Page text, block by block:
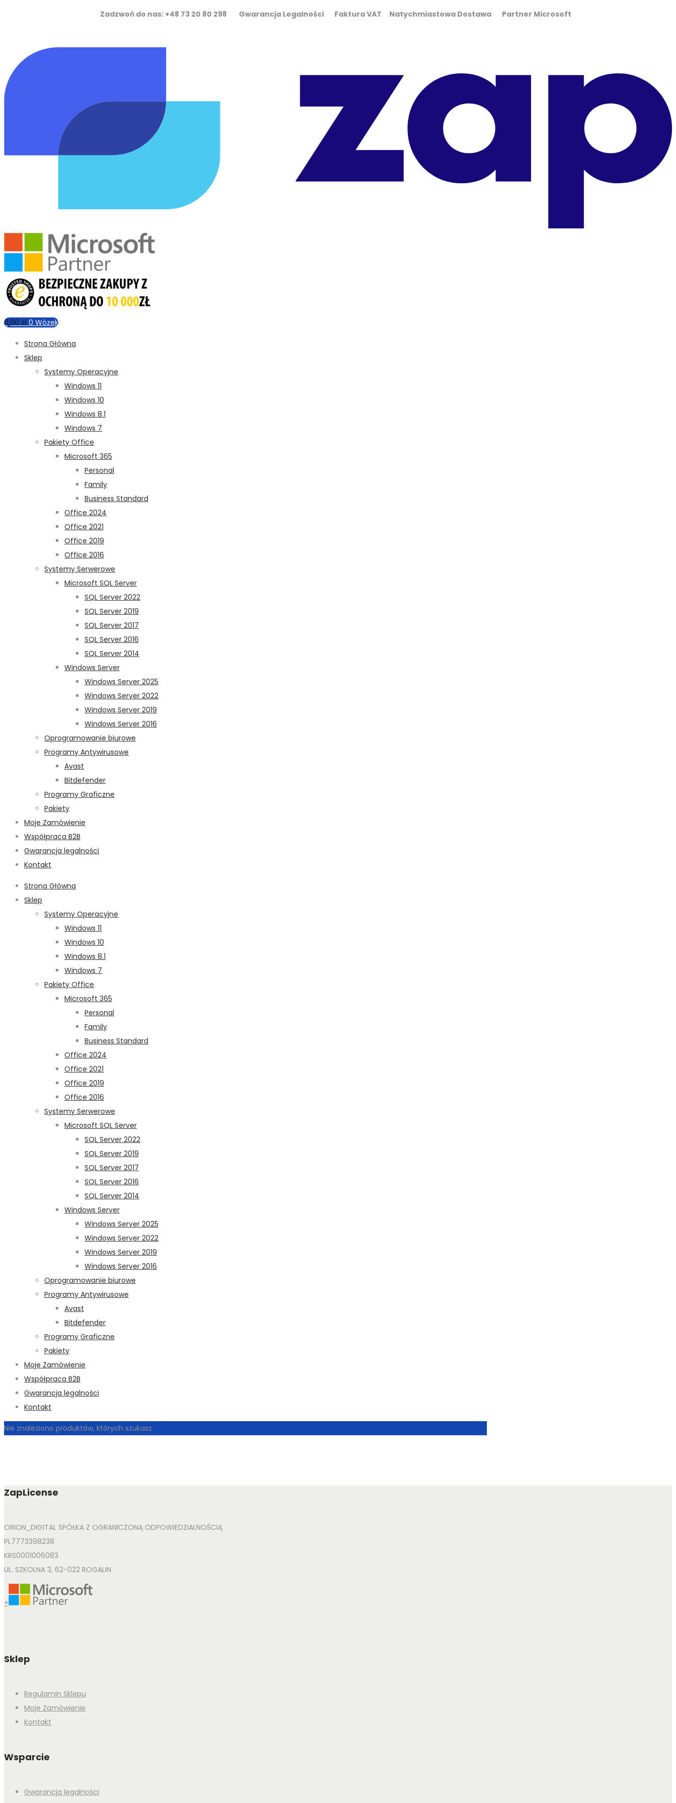
Zadzwoń do nas: +48 73 20 80 298 Gwarancja Legalności Faktura VAT Natychmiastowa Dostawa Partner Microsoft
0,00 zł 0 Wózek
Strona Główna
Sklep
Systemy Operacyjne
Windows 11
Windows 10
Windows 8.1
Windows 7
Pakiety Office
Microsoft 365
Personal
Family
Business Standard
Office 2024
Office 2021
Office 2019
Office 2016
Systemy Serwerowe
Microsoft SQL Server
SQL Server 2022
SQL Server 2019
SQL Server 2017
SQL Server 2016
SQL Server 2014
Windows Server
Windows Server 2025
Windows Server 2022
Windows Server 2019
Windows Server 2016
Oprogramowanie biurowe
Programy Antywirusowe
Avast
Bitdefender
Programy Graficzne
Pakiety
Moje Zamówienie
Współpraca B2B
Gwarancja legalności
Kontakt
Strona Główna
Sklep
Systemy Operacyjne
Windows 11
Windows 10
Windows 8.1
Windows 7
Pakiety Office
Microsoft 365
Personal
Family
Business Standard
Office 2024
Office 2021
Office 2019
Office 2016
Systemy Serwerowe
Microsoft SQL Server
SQL Server 2022
SQL Server 2019
SQL Server 2017
SQL Server 2016
SQL Server 2014
Windows Server
Windows Server 2025
Windows Server 2022
Windows Server 2019
Windows Server 2016
Oprogramowanie biurowe
Programy Antywirusowe
Avast
Bitdefender
Programy Graficzne
Pakiety
Moje Zamówienie
Współpraca B2B
Gwarancja legalności
Kontakt
Nie znaleziono produktów, których szukasz.
ZapLicense
ORION_DIGITAL SPÓŁKA Z OGRANICZONĄ ODPOWIEDZIALNOŚCIĄ
PL7773398238
KRS0001006083
UL. SZKOLNA 3, 62-022 ROGALIN
+
Sklep
Regulamin Sklepu
Moje Zamówienie
Kontakt
Wsparcie
Gwarancja legalności